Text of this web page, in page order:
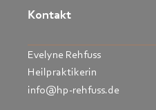
Kontakt
Evelyne Rehfuss
Heilpraktikerin
info@hp-rehfuss.de